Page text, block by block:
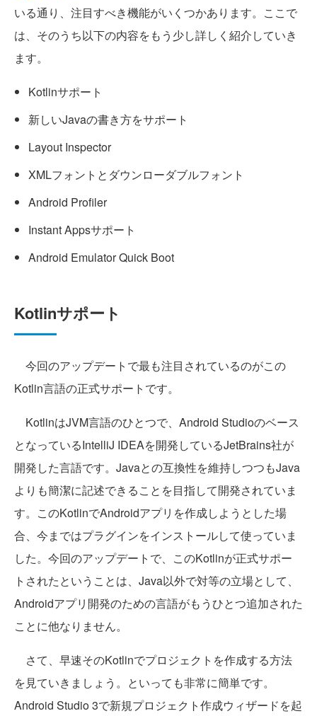
いる通り、注目すべき機能がいくつかあります。ここで
は、そのうち以下の内容をもう少し詳しく紹介していき
ます。
Kotlinサポート
新しいJavaの書き方をサポート
Layout Inspector
XMLフォントとダウンローダブルフォント
Android Profiler
Instant Appsサポート
Android Emulator Quick Boot
Kotlinサポート
今回のアップデートで最も注目されているのがこの
Kotlin言語の正式サポートです。
KotlinはJVM言語のひとつで、Android Studioのベース
となっているIntelliJ IDEAを開発しているJetBrains社が
開発した言語です。Javaとの互換性を維持しつつもJava
よりも簡潔に記述できることを目指して開発されていま
す。このKotlinでAndroidアプリを作成しようとした場
合、今まではプラグインをインストールして使っていま
した。今回のアップデートで、このKotlinが正式サポー
トされたということは、Java以外で対等の立場として、
Androidアプリ開発のための言語がもうひとつ追加された
ことに他なりません。
さて、早速そのKotlinでプロジェクトを作成する方法
を見ていきましょう。といっても非常に簡単です。
Android Studio 3で新規プロジェクト作成ウィザードを起